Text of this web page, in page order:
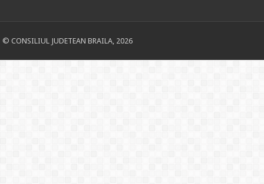
© CONSILIUL JUDETEAN BRAILA, 2026